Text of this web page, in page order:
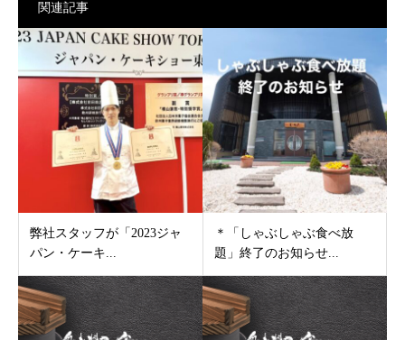
関連記事
弊社スタッフが「2023ジャ
パン・ケーキ...
＊「しゃぶしゃぶ食べ放
題」終了のお知らせ...